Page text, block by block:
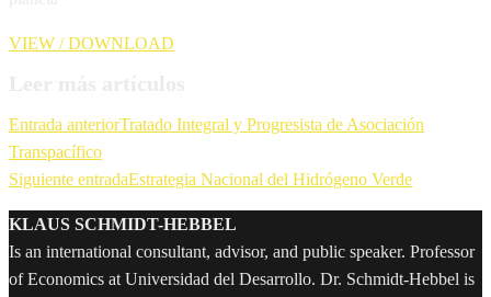
VIEW / DOWNLOAD
Entrada anteriorTratado Integral y Progresista de Asociación
Transpacífico
Siguiente entradaEstrategia Nacional del Hidrógeno Verde
KLAUS SCHMIDT-HEBBEL
Is an international consultant, advisor, and public speaker. Professor
of Economics at Universidad del Desarrollo. Dr. Schmidt-Hebbel is